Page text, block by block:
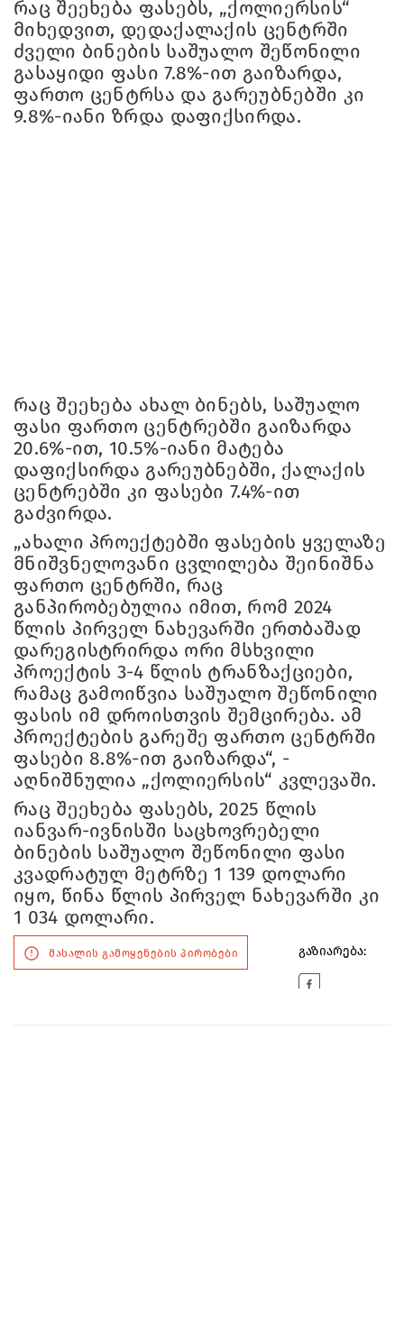
რაც შეეხება ფასებს, „ქოლიერსის“
მიხედვით, დედაქალაქის ცენტრში
ძველი ბინების საშუალო შეწონილი
გასაყიდი ფასი 7.8%-ით გაიზარდა,
ფართო ცენტრსა და გარეუბნებში კი
9.8%-იანი ზრდა დაფიქსირდა.
რაც შეეხება ახალ ბინებს, საშუალო
ფასი ფართო ცენტრებში გაიზარდა
20.6%-ით, 10.5%-იანი მატება
დაფიქსირდა გარეუბნებში, ქალაქის
ცენტრებში კი ფასები 7.4%-ით
გაძვირდა.
„ახალი პროექტებში ფასების ყველაზე
მნიშვნელოვანი ცვლილება შეინიშნა
ფართო ცენტრში, რაც
განპირობებულია იმით, რომ 2024
წლის პირველ ნახევარში ერთბაშად
დარეგისტრირდა ორი მსხვილი
პროექტის 3-4 წლის ტრანზაქციები,
რამაც გამოიწვია საშუალო შეწონილი
ფასის იმ დროისთვის შემცირება. ამ
პროექტების გარეშე ფართო ცენტრში
ფასები 8.8%-ით გაიზარდა“, -
აღნიშნულია „ქოლიერსის“ კვლევაში.
რაც შეეხება ფასებს, 2025 წლის
იანვარ-ივნისში საცხოვრებელი
ბინების საშუალო შეწონილი ფასი
კვადრატულ მეტრზე 1 139 დოლარი
იყო, წინა წლის პირველ ნახევარში კი
1 034 დოლარი.
მასალის გამოყენების პირობები გაზიარება: